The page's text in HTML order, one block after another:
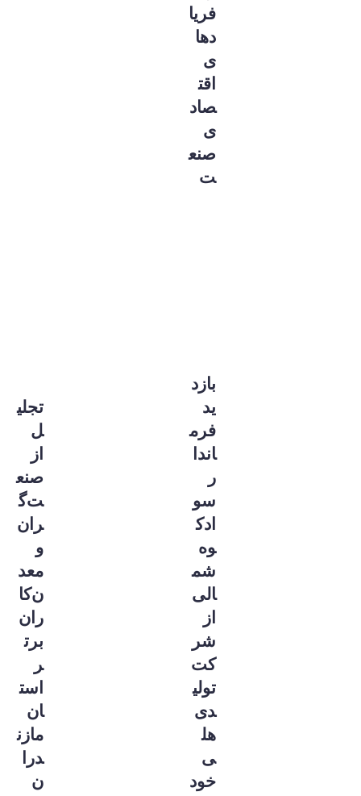
فریا
دها
ی
اقت
صاد
ی
صنع
ت
بازد
ید
فرم
اندا
ر
سو
ادک
وه‌
شم
الی
از
شر
کت
تولی
دی
هل
ی
خود
تجلی
ل
از
صنع
ت‌گ
ران
و
معد
ن‌کا
ران
برت
ر
است
ان
مازن
درا
ن